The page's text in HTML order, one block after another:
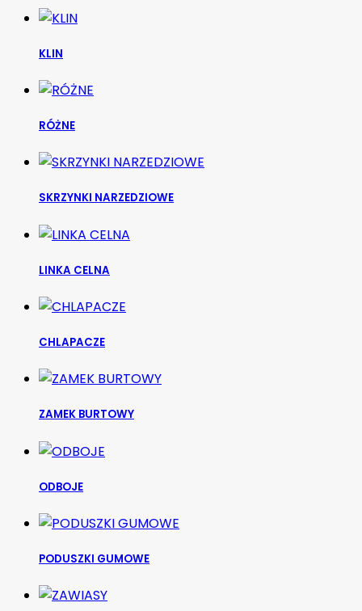
KLIN
RÓŻNE
SKRZYNKI NARZEDZIOWE
LINKA CELNA
CHLAPACZE
ZAMEK BURTOWY
ODBOJE
PODUSZKI GUMOWE